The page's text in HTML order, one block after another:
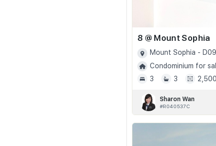
8 @ Mount Sophia
Mount Sophia - D09
Condominium for
3
3
Sharon Wan
#R040537C